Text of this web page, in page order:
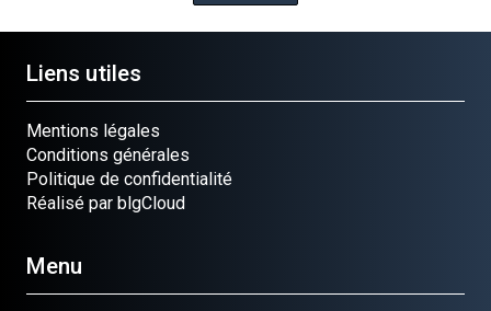
Liens utiles
Mentions légales
Conditions générales
Politique de confidentialité
Réalisé par blgCloud
Menu